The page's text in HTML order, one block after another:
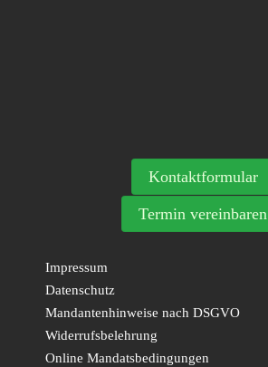
Kontaktformular
Termin vereinbaren
Impressum
Datenschutz
Mandantenhinweise nach DSGVO
Widerrufsbelehrung
Online Mandatsbedingungen